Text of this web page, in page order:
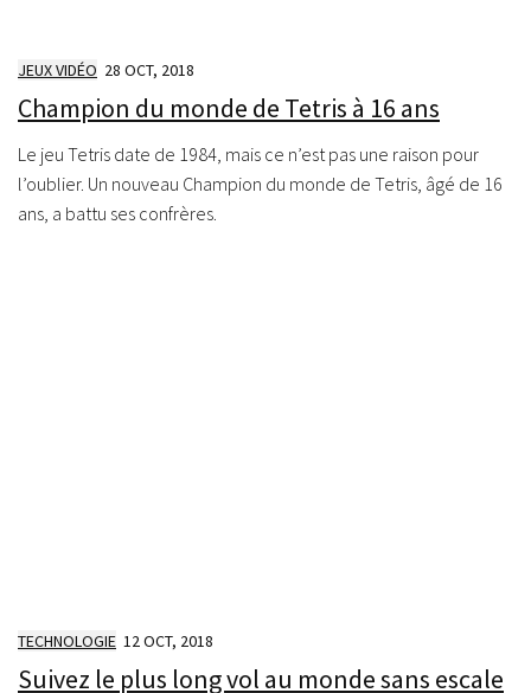
JEUX VIDÉO 28 OCT, 2018
Champion du monde de Tetris à 16 ans
Le jeu Tetris date de 1984, mais ce n’est pas une raison pour
l’oublier. Un nouveau Champion du monde de Tetris, âgé de 16
ans, a battu ses confrères.
TECHNOLOGIE 12 OCT, 2018
Suivez le plus long vol au monde sans escale